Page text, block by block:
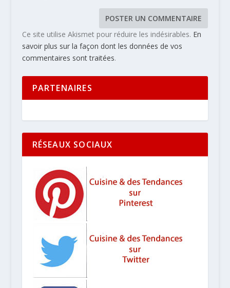
Ce site utilise Akismet pour réduire les indésirables. En
savoir plus sur la façon dont les données de vos
commentaires sont traitées.
PARTENAIRES
RÉSEAUX SOCIAUX